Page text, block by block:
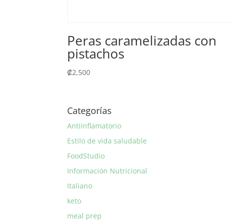
Peras caramelizadas con
pistachos
₡2,500
Categorías
Antiinflamatorio
Estilo de vida saludable
FoodStudio
Información Nutricional
Italiano
keto
meal prep